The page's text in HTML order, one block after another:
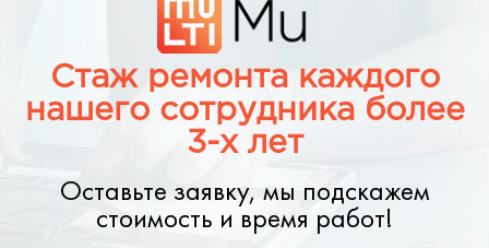
Стаж ремонта каждого
нашего сотрудника более
3-х лет
Оставьте заявку, мы подскажем
стоимость и время работ!